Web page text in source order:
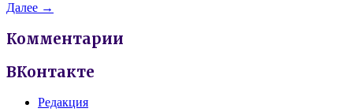
Далее →
Комментарии
ВКонтакте
Редакция